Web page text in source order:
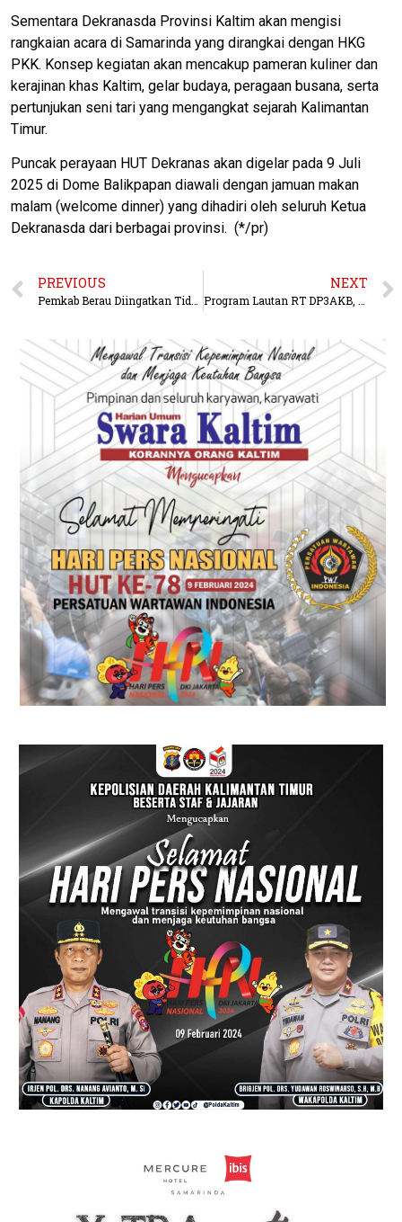
Sementara Dekranasda Provinsi Kaltim akan mengisi
rangkaian acara di Samarinda yang dirangkai dengan HKG
PKK. Konsep kegiatan akan mencakup pameran kuliner dan
kerajinan khas Kaltim, gelar budaya, peragaan busana, serta
pertunjukan seni tari yang mengangkat sejarah Kalimantan
Timur.
Puncak perayaan HUT Dekranas akan digelar pada 9 Juli
2025 di Dome Balikpapan diawali dengan jamuan makan
malam (welcome dinner) yang dihadiri oleh seluruh Ketua
Dekranasda dari berbagai provinsi. (*/pr)
PREVIOUS NEXT